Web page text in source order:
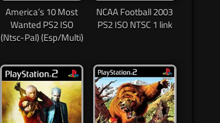
America’s 10 Most
Wanted PS2 ISO
(Ntsc-Pal) (Esp/Multi)
NCAA Football 2003
PS2 ISO NTSC 1 link